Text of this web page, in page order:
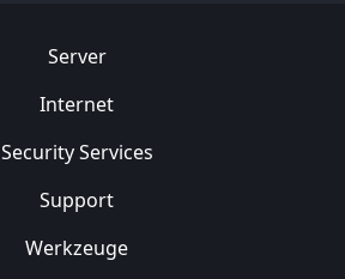
Server
Internet
Security Services
Support
Werkzeuge